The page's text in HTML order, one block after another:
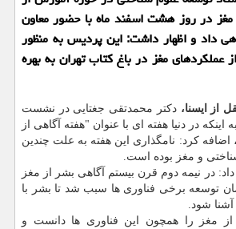
در روز هشت اسفند ماه با حضور معاون
داد و اظهار داشت: این پردیس به منظور
عملكردهای مغز در باغ كتاب تهران به بهره
از ایسنا،دكتر محمدتقی جغتایی در نشست
اینكه در دنیا هفته ای با عنوان "هفته آگاهی از
كرد: نامگذاری این هفته به علت چندین
و مغز بوده است.
در نیمه دوم قرن بیستم آگاهی بشر از مغز
توسعه برخی فناوری ها سبب شد تا بشر با
شود.
از مغز را همچون این فناوری ها دانست و